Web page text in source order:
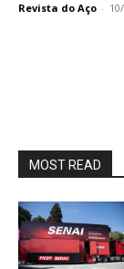
Revista do Aço -
MOST READ